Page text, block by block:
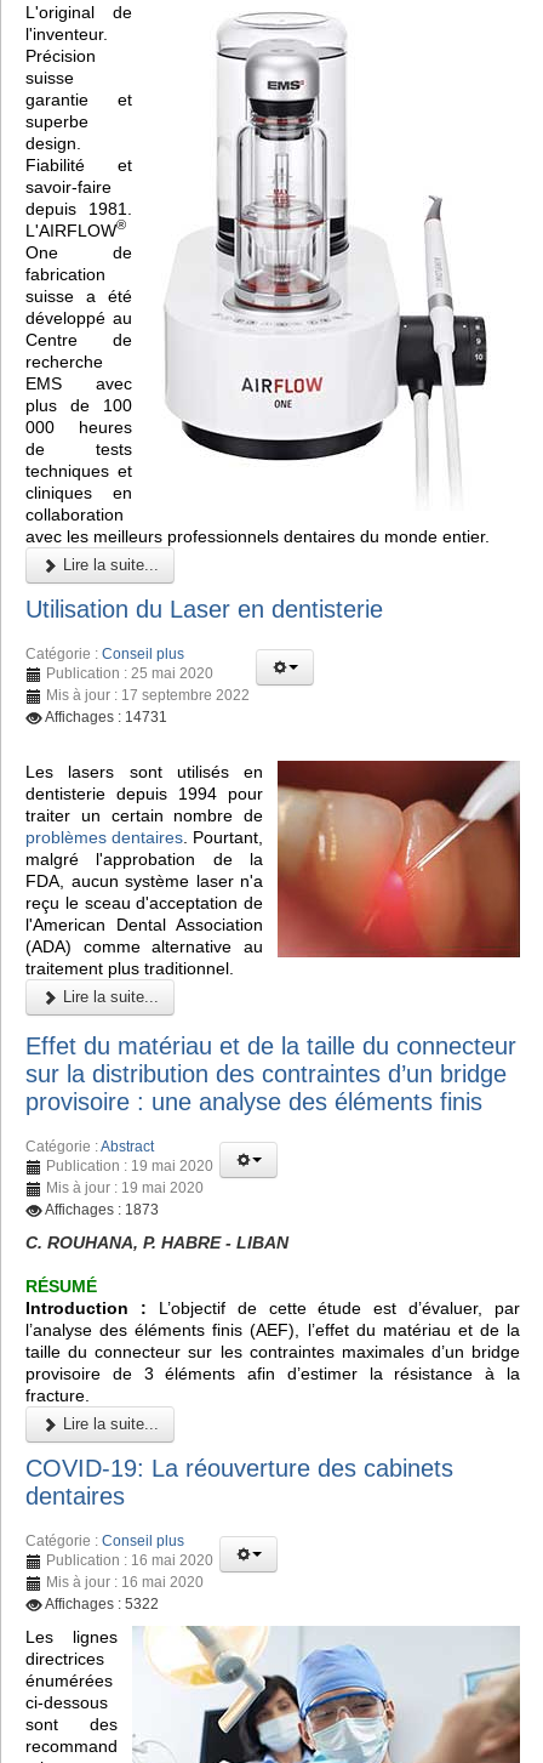
L'original de
l'inventeur.
Précision
suisse
garantie et
superbe
design.
Fiabilité et
savoir-faire
depuis 1981.
L'AIRFLOW®
One de
fabrication
suisse a été
développé au
Centre de
recherche
EMS avec
plus de 100
000 heures
de tests
techniques et
cliniques en
collaboration
avec les meilleurs professionnels dentaires du monde entier.
Lire la suite...
Utilisation du Laser en dentisterie
Catégorie : Conseil plus
Publication : 25 mai 2020
Mis à jour : 17 septembre 2022
Affichages : 14731
Les lasers sont utilisés en
dentisterie depuis 1994 pour
traiter un certain nombre de
problèmes dentaires . Pourtant,
malgré l'approbation de la
FDA, aucun système laser n'a
reçu le sceau d'acceptation de
l'American Dental Association
(ADA) comme alternative au
traitement plus traditionnel.
Lire la suite...
Effet du matériau et de la taille du connecteur
sur la distribution des contraintes d’un bridge
provisoire : une analyse des éléments finis
Catégorie :Abstract
Publication : 19 mai 2020
Mis à jour : 19 mai 2020
Affichages : 1873
C. ROUHANA, P. HABRE - LIBAN
RÉSUMÉ
Introduction : L’objectif de cette étude est d’évaluer, par
l’analyse des éléments finis (AEF), l’effet du matériau et de la
taille du connecteur sur les contraintes maximales d’un bridge
provisoire de 3 éléments afin d’estimer la résistance à la
fracture.
Lire la suite...
COVID-19: La réouverture des cabinets
dentaires
Catégorie : Conseil plus
Publication : 16 mai 2020
Mis à jour : 16 mai 2020
Affichages : 5322
Les lignes
directrices
énumérées
ci-dessous
sont des
recommand